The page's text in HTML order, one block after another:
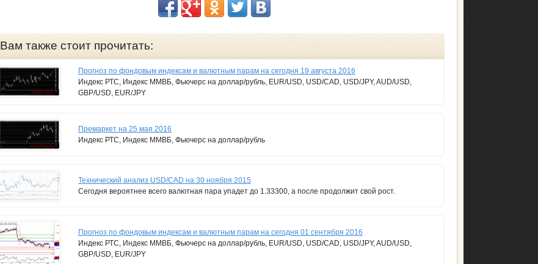
Вам также стоит прочитать:
Прогноз по фондовым индексам и валютным парам на сегодня 19 августа 2016
Индекс РТС, Индекс ММВБ, Фьючерс на доллар/рубль, EUR/USD, USD/CAD, USD/JPY, AUD/USD,
GBP/USD, EUR/JPY
Премаркет на 25 мая 2016
Индекс РТС, Индекс ММВБ, Фьючерс на доллар/рубль
Технический анализ USD/CAD на 30 ноября 2015
Сегодня вероятнее всего валютная пара упадет до 1.33300, а после продолжит свой рост.
Прогноз по фондовым индексам и валютным парам на сегодня 01 сентября 2016
Индекс РТС, Индекс ММВБ, Фьючерс на доллар/рубль, EUR/USD, USD/CAD, USD/JPY, AUD/USD,
GBP/USD, EUR/JPY